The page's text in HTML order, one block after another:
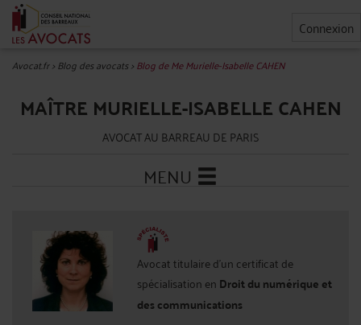
Connexion
Avocat.fr>Blog des avocats>Blog de Me Murielle-Isabelle CAHEN
MAÎTRE MURIELLE-ISABELLE CAHEN
AVOCAT AU BARREAU DE PARIS
MENU
Avocat titulaire d'un certificat de
spécialisation en Droit du numérique et
des communications